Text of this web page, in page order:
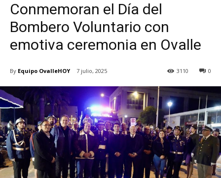
Conmemoran el Día del
Bombero Voluntario con
emotiva ceremonia en Ovalle
By Equipo OvalleHOY 7 julio, 2025 0
3110